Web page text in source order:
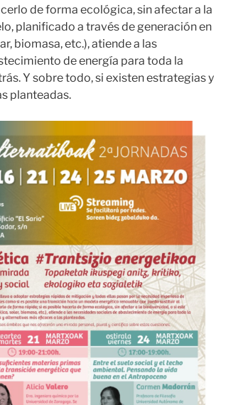
de forma ecológica, sin afectar a la
planificado a través de generación en
biomasa, etc.), atiende a las
de energía para toda la
Y sobre todo, si existen estrategias y
planteadas.